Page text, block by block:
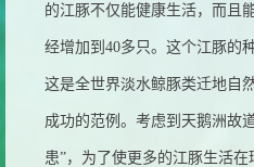
的江豚不仅能健康生活，而且
经增加到 40多只。这个江豚的
这是全世界淡水鲸豚类迁地自
成功的范例。考虑到天鹅洲故
患”，为了使更多的江豚生活